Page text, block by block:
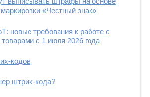
«Честный знак»
новые требования к работе с
с 1 июля 2026 года
кодов
штрих-кода?